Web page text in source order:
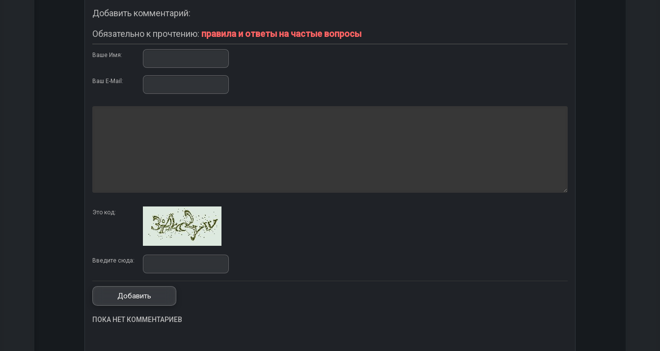
Добавить комментарий:
Обязательно к прочтению: правила и ответы на частые вопросы
Ваше Имя:
Ваш E-Mail:
Это код:
Введите сюда:
ПОКА НЕТ КОММЕНТАРИЕВ